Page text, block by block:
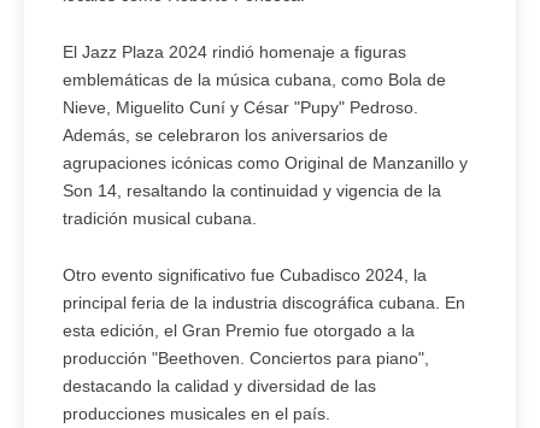
El Jazz Plaza 2024 rindió homenaje a figuras
emblemáticas de la música cubana, como Bola de
Nieve, Miguelito Cuní y César "Pupy" Pedroso.
Además, se celebraron los aniversarios de
agrupaciones icónicas como Original de Manzanillo y
Son 14, resaltando la continuidad y vigencia de la
tradición musical cubana.
Otro evento significativo fue Cubadisco 2024, la
principal feria de la industria discográfica cubana. En
esta edición, el Gran Premio fue otorgado a la
producción "Beethoven. Conciertos para piano",
destacando la calidad y diversidad de las
producciones musicales en el país.